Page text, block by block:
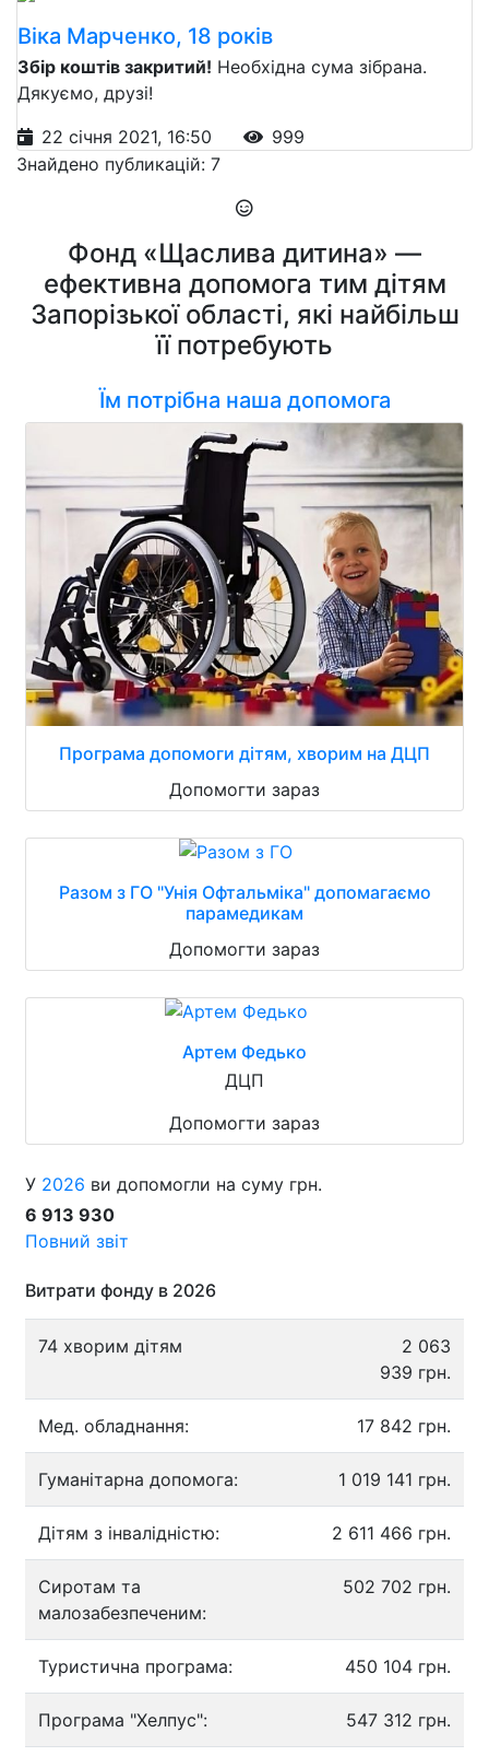
Віка Марченко, 18 років
Збір коштів закритий! Необхідна сума зібрана.
Дякуємо, друзі!
22 січня 2021, 16:50
999
Знайдено публикацій: 7
Фонд «Щаслива дитина» —
ефективна допомога тим дітям
Запорізької області, які найбільш
її потребують
Їм потрібна наша допомога
Програма допомоги дітям, хворим на ДЦП
Допомогти зараз
Разом з ГО "Унія Офтальміка" допомагаємо
парамедикам
Допомогти зараз
Артем Федько
ДЦП
Допомогти зараз
У 2026 ви допомогли на суму грн.
6 913 930
Повний звіт
Витрати фонду в 2026
74 хворим дітям
2 063
939 грн.
Мед. обладнання: 17 842 грн.
Гуманітарна допомога: 1 019 141 грн.
Дітям з інвалідністю: 2 611 466 грн.
Сиротам та
малозабезпеченим:
502 702 грн.
Туристична програма: 450 104 грн.
Програма "Хелпус": 547 312 грн.